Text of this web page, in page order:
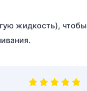
жидкость), чтобы